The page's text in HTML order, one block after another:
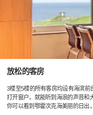
放松的客房
3楼至5楼的所有客房均设有海滨前
打开窗户，就能听到海浪的声音和
你可以看到鄂霍次克海美丽的日出